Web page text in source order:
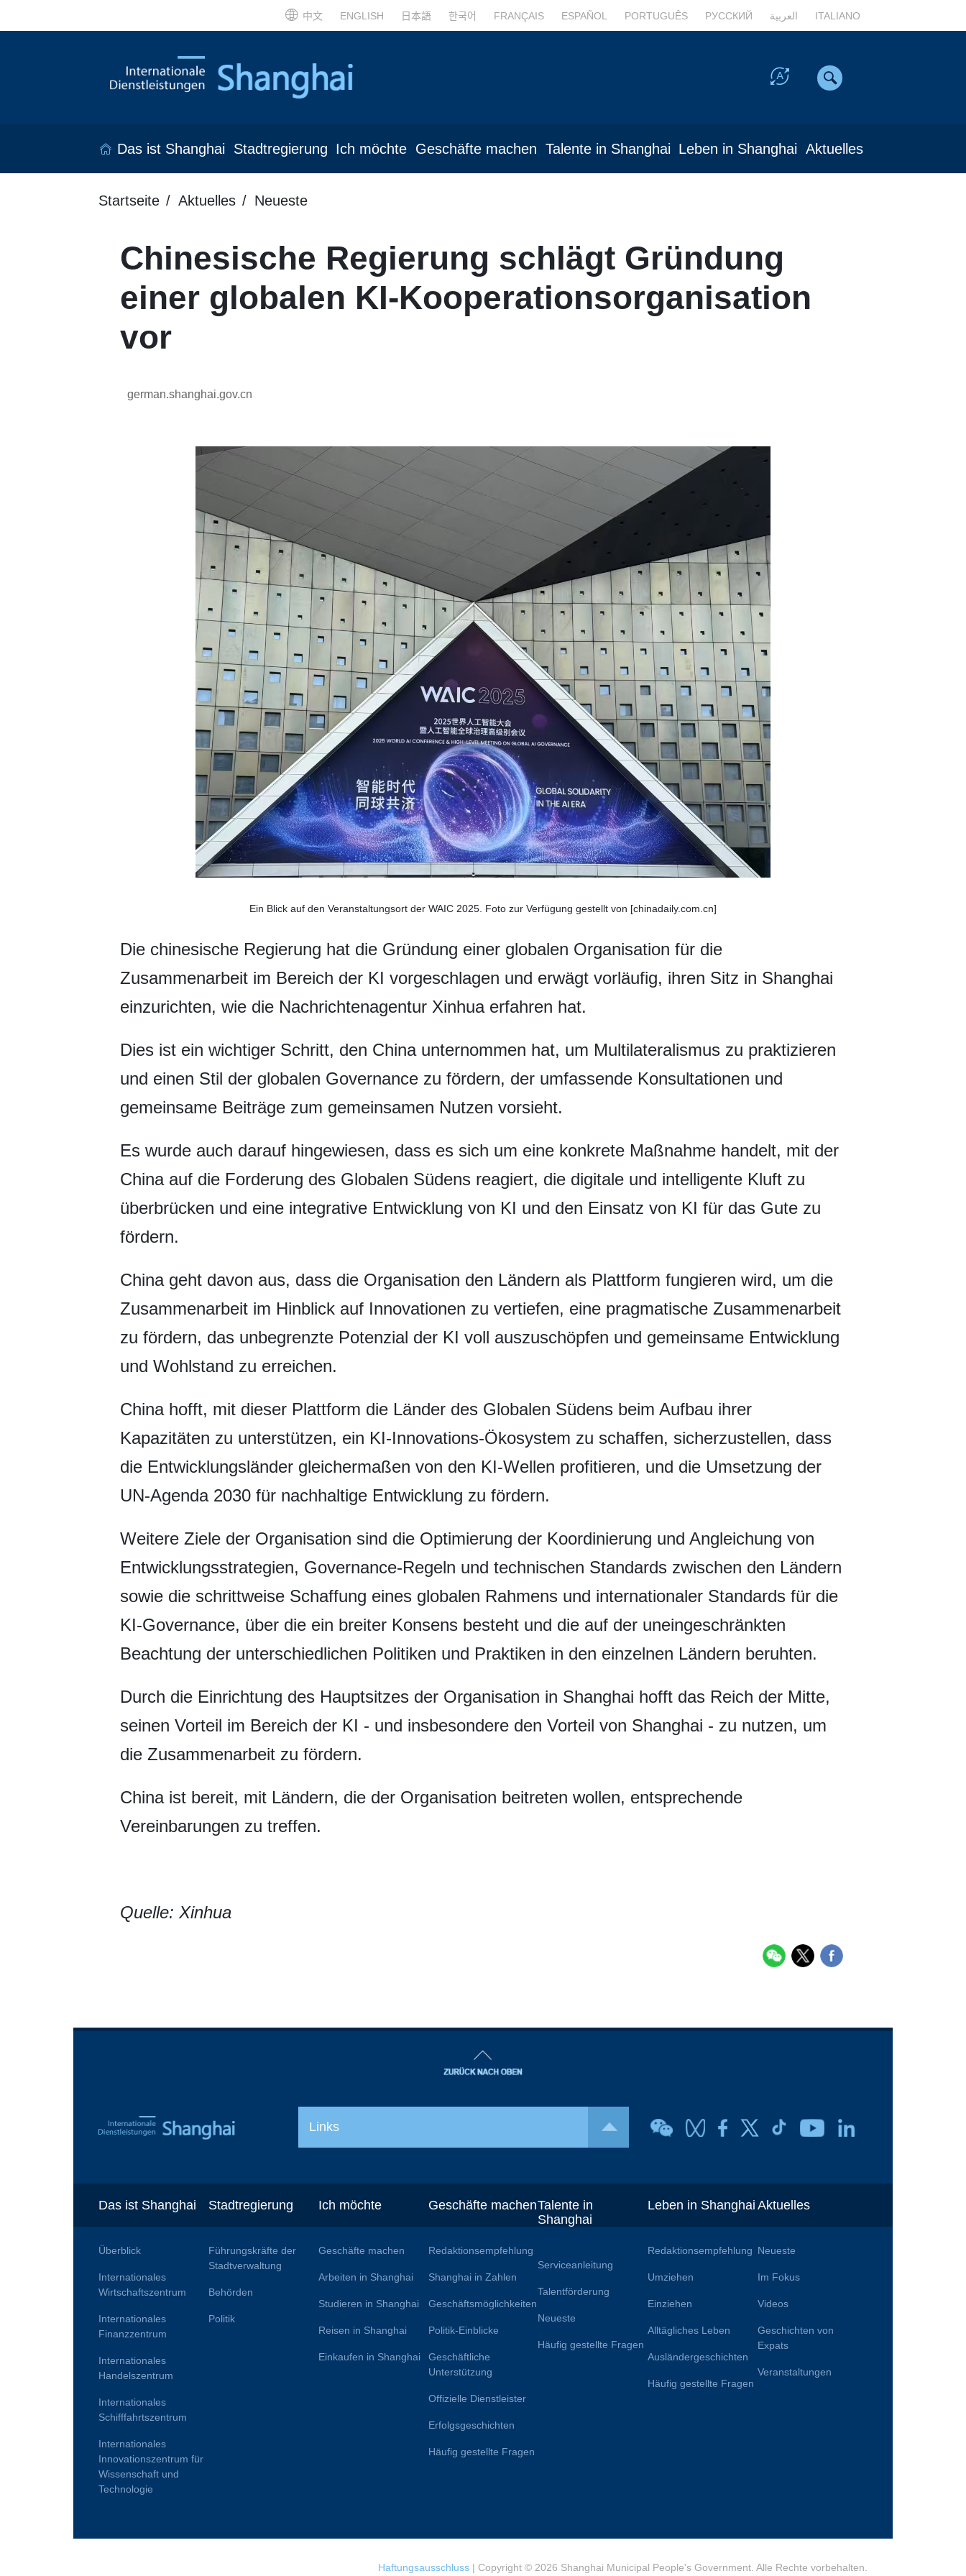
中文 ENGLISH 日本語 한국어 FRANÇAIS ESPAÑOL PORTUGUÊS РУССКИЙ العربية ITALIANO
Das ist Shanghai Stadtregierung Ich möchte Geschäfte machen Talente in Shanghai Leben in Shanghai Aktuelles
Startseite Aktuelles Neueste
Chinesische Regierung schlägt Gründung
einer globalen KI-Kooperationsorganisation
vor
german.shanghai.gov.cn
Ein Blick auf den Veranstaltungsort der WAIC 2025. Foto zur Verfügung gestellt von [chinadaily.com.cn]
Die chinesische Regierung hat die Gründung einer globalen Organisation für die
Zusammenarbeit im Bereich der KI vorgeschlagen und erwägt vorläufig, ihren Sitz in Shanghai
einzurichten, wie die Nachrichtenagentur Xinhua erfahren hat.
Dies ist ein wichtiger Schritt, den China unternommen hat, um Multilateralismus zu praktizieren
und einen Stil der globalen Governance zu fördern, der umfassende Konsultationen und
gemeinsame Beiträge zum gemeinsamen Nutzen vorsieht.
Es wurde auch darauf hingewiesen, dass es sich um eine konkrete Maßnahme handelt, mit der
China auf die Forderung des Globalen Südens reagiert, die digitale und intelligente Kluft zu
überbrücken und eine integrative Entwicklung von KI und den Einsatz von KI für das Gute zu
fördern.
China geht davon aus, dass die Organisation den Ländern als Plattform fungieren wird, um die
Zusammenarbeit im Hinblick auf Innovationen zu vertiefen, eine pragmatische Zusammenarbeit
zu fördern, das unbegrenzte Potenzial der KI voll auszuschöpfen und gemeinsame Entwicklung
und Wohlstand zu erreichen.
China hofft, mit dieser Plattform die Länder des Globalen Südens beim Aufbau ihrer
Kapazitäten zu unterstützen, ein KI-Innovations-Ökosystem zu schaffen, sicherzustellen, dass
die Entwicklungsländer gleichermaßen von den KI-Wellen profitieren, und die Umsetzung der
UN-Agenda 2030 für nachhaltige Entwicklung zu fördern.
Weitere Ziele der Organisation sind die Optimierung der Koordinierung und Angleichung von
Entwicklungsstrategien, Governance-Regeln und technischen Standards zwischen den Ländern
sowie die schrittweise Schaffung eines globalen Rahmens und internationaler Standards für die
KI-Governance, über die ein breiter Konsens besteht und die auf der uneingeschränkten
Beachtung der unterschiedlichen Politiken und Praktiken in den einzelnen Ländern beruhten.
Durch die Einrichtung des Hauptsitzes der Organisation in Shanghai hofft das Reich der Mitte,
seinen Vorteil im Bereich der KI - und insbesondere den Vorteil von Shanghai - zu nutzen, um
die Zusammenarbeit zu fördern.
China ist bereit, mit Ländern, die der Organisation beitreten wollen, entsprechende
Vereinbarungen zu treffen.
Quelle: Xinhua
Links
Das ist Shanghai
Überblick
Internationales
Wirtschaftszentrum
Internationales
Finanzzentrum
Internationales
Handelszentrum
Internationales
Schifffahrtszentrum
Internationales
Innovationszentrum für
Wissenschaft und
Technologie
Stadtregierung
Führungskräfte der
Stadtverwaltung
Behörden
Politik
Ich möchte
Geschäfte machen
Arbeiten in Shanghai
Studieren in Shanghai
Reisen in Shanghai
Einkaufen in Shanghai
Geschäfte machen
Redaktionsempfehlung
Shanghai in Zahlen
Geschäftsmöglichkeiten
Politik-Einblicke
Geschäftliche
Unterstützung
Offizielle Dienstleister
Erfolgsgeschichten
Häufig gestellte Fragen
Talente in
Shanghai
Serviceanleitung
Talentförderung
Neueste
Häufig gestellte Fragen
Leben in Shanghai
Redaktionsempfehlung
Umziehen
Einziehen
Alltägliches Leben
Ausländergeschichten
Häufig gestellte Fragen
Aktuelles
Neueste
Im Fokus
Videos
Geschichten von
Expats
Veranstaltungen
Haftungsausschluss | Copyright © 2026 Shanghai Municipal People's Government. Alle Rechte vorbehalten.